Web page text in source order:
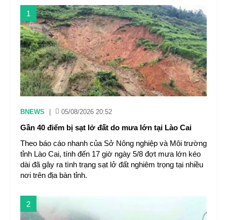
1
BNEWS 05/08/2026 20:52
Gần 40 điểm bị sạt lở đất do mưa lớn tại Lào Cai
Theo báo cáo nhanh của Sở Nông nghiệp và Môi trường
tỉnh Lào Cai, tính đến 17 giờ ngày 5/8 đợt mưa lớn kéo
dài đã gây ra tình trạng sạt lở đất nghiêm trọng tại nhiều
nơi trên địa bàn tỉnh.
2